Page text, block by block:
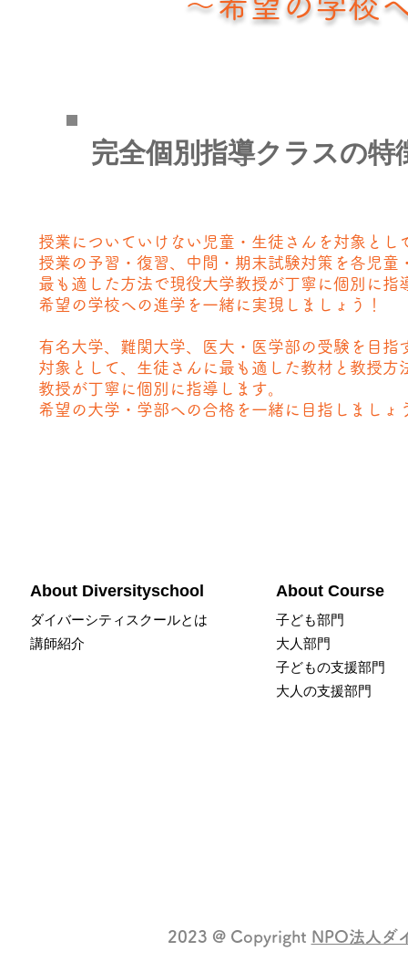
​完全個別指導クラスの特
授業についていけない児童・生徒さんを対象とし
授業の予習・復習、中間・期末試験対策を各児童
最も適した方法で現役大学教授が丁寧に個別に指
希望の学校への進学を一緒に実現しましょう！
有名大学、難関大学、医大・医学部の受験を目指
対象として、生徒さんに最も適した教材と教授方
教授が丁寧に個別に指導します。
希望の大学・学部への合格を一緒に目指しましょ
About Diversityschool
​ダイバーシティスクールとは
講師紹介
About Course
​子ども部門​
​大人部門​
子どもの​支援部門​
大人の​支援部門​
2023 @ Copyright NPO法人ダ